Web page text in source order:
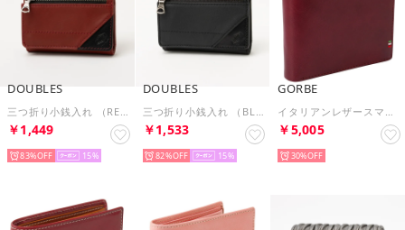
DOUBLES
￥1,449
83% 15
DOUBLES
￥1,533
82% 15
GORBE
￥5,005
30%